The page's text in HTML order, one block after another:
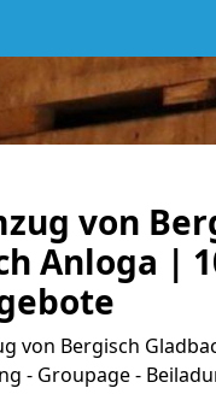
von
Anloga |
von Bergisch
- Groupage -